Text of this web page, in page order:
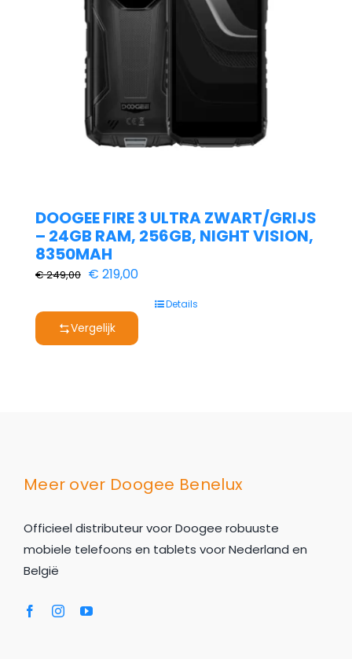
DOOGEE FIRE 3 ULTRA ZWART/GRIJS
– 24GB RAM, 256GB, NIGHT VISION,
8350MAH
€249,00 Oorspronkelijke
was:
€ 249,00.
€ 219,00Huidige
prijs
is:
€ 219,00.
Details
Vergelijk
Meer over Doogee Benelux
Officieel distributeur voor Doogee robuuste
mobiele telefoons en tablets voor Nederland en
België